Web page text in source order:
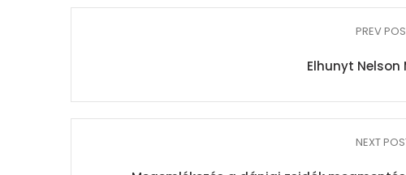
PREV
Elhunyt Nelson
NEXT